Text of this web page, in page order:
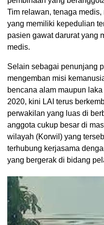
Tim relawan, tenaga
yang memiliki kepedulian
pasien gawat darurat yang
medis.
Selain sebagai penunjang
mengemban misi
bencana alam maupun
2020, kini LAI terus
perwakilan yang luas di
anggota cukup besar di
wilayah (Korwil) yang
terhubung kerjasama
yang bergerak di bidang